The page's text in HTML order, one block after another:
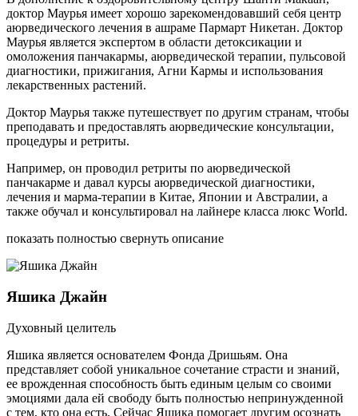
доктор Маурья имеет хорошо зарекомендовавший себя центр
аюрведического лечения в ашраме Пармарт Никетан. Доктор
Маурья является экспертом в области детоксикации и
омоложения панчакармы, аюрведической терапии, пульсовой
диагностики, прижигания, Агни Кармы и использования
лекарственных растений.
Доктор Маурья также путешествует по другим странам, чтобы
преподавать и предоставлять аюрведические консультации,
процедуры и ретриты.
Например, он проводил ретриты по аюрведической
панчакарме и давал курсы аюрведической диагностики,
лечения и марма-терапии в Китае, Японии и Австралии, а
также обучал и консультировал на лайнере класса люкс World.
показать полностью свернуть описание
Яшика Джайн
Духовный целитель
Яшика является основателем Фонда Дришьям. Она
представляет собой уникальное сочетание страсти и знаний,
ее врожденная способность быть единым целым со своими
эмоциями дала ей свободу быть полностью непринужденной
с тем, кто она есть. Сейчас Яшика помогает другим осознать